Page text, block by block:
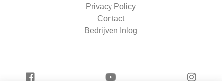
Privacy Policy
Contact
Bedrijven Inlog